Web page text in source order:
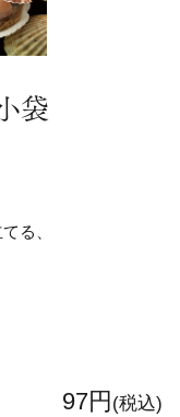
袋
る、
97円 (税込)